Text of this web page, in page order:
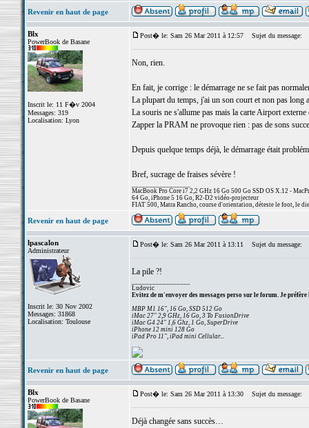
Revenir en haut de page
Blx
PowerBook de Basane
Inscrit le: 11 F�v 2004
Messages: 319
Localisation: Lyon
Post� le: Sam 26 Mar 2011 à 12:57 Sujet du message:
Non, rien.
En fait, je corrige : le démarrage ne se fait pas
La plupart du temps, j'ai un son court et non pas long
La souris ne s'allume pas mais la carte Airport externe
Zapper la PRAM ne provoque rien : pas de sons
Depuis quelque temps déjà, le démarrage était
Bref, sucrage de fraises sévère !
MacBook Pro Core i7 2,2 GHz 16 Go 500 Go SSD OS X.12 -
64 Go, iPhone 5 16 Go, R2-D2 vidéo-projecteur
FIAT 500, Matra Rancho, course d'orientation, déteste le foot, le
Revenir en haut de page
lpascalon
Administrateur
Inscrit le: 30 Nov 2002
Messages: 31868
Localisation: Toulouse
Post� le: Sam 26 Mar 2011 à 13:11 Sujet du message:
La pile ?!
Ludovic
Evitez de m'envoyer des messages perso sur le forum. Je préfère
MBP M1 16", 16 Go, SSD 512 Go
iMac 27" 2,9 GHz, 16 Go, 3 To FusionDrive
iMac G4 24" 1,6 Ghz, 1 Go, SuperDrive
iPhone 12 mini 128 Go
iPad Pro 11", iPad mini Cellular...
Revenir en haut de page
Blx
PowerBook de Basane
Post� le: Sam 26 Mar 2011 à 13:30 Sujet du message:
Déjà changée sans succès…